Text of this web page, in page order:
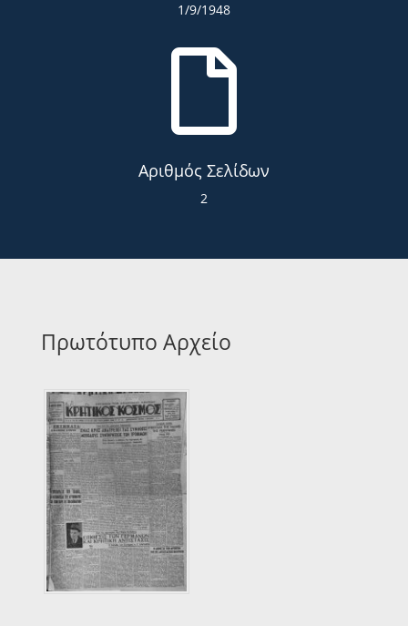
1/9/1948

Αριθμός Σελίδων
2
Πρωτότυπο Αρχείο